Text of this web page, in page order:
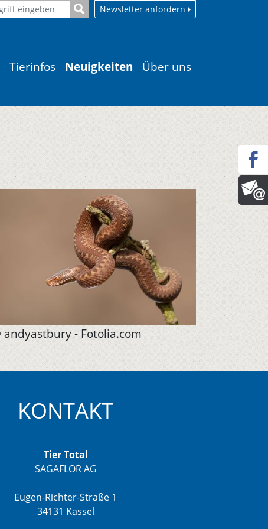
Newsletter anfordern
Tierinfos Neuigkeiten Über uns
- Fotolia.com
KONTAKT
Tier Total
SAGAFLOR AG
Eugen-Richter-Straße 1
34131 Kassel